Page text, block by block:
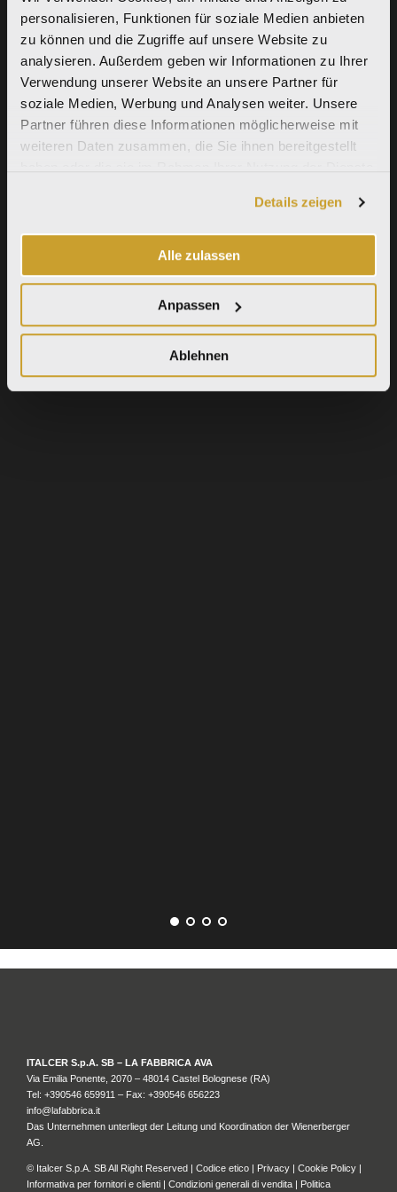
personalisieren, Funktionen für soziale Medien anbieten
zu können und die Zugriffe auf unsere Website zu
analysieren. Außerdem geben wir Informationen zu Ihrer
Verwendung unserer Website an unsere Partner für
soziale Medien, Werbung und Analysen weiter. Unsere
Partner führen diese Informationen möglicherweise mit
weiteren Daten zusammen, die Sie ihnen bereitgestellt
Details zeigen
Alle zulassen
Anpassen
Ablehnen
ITALCER S.p.A. SB – LA FABBRICA AVA
Via Emilia Ponente, 2070 – 48014 Castel Bolognese (RA)
Tel: +390546 659911 – Fax: +390546 656223
info@lafabbrica.it
Das Unternehmen unterliegt der Leitung und Koordination der Wienerberger
AG.
© Italcer S.p.A. SB All Right Reserved | Codice etico | Privacy | Cookie Policy |
Informativa per fornitori e clienti | Condizioni generali di vendita | Politica